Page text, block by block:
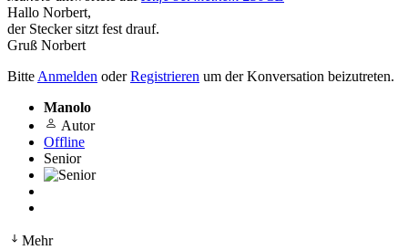
Hallo Norbert,
der Stecker sitzt fest drauf.
Gruß Norbert
Bitte Anmelden oderRegistrieren um der Konversation beizutreten.
Manolo
Autor
Offline
Senior
Mehr